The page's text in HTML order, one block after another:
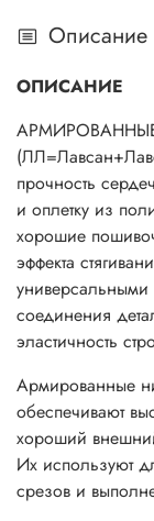
Описание
ОПИСАНИЕ
прочность
и оплетку из
хорошие
эффекта
универсальными
соединения
эластичность
Армированные
обеспечивают
хороший
Их используют
срезов и